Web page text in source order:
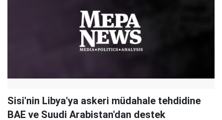
Sisi'nin Libya'ya askeri müdahale tehdidine
BAE ve Suudi Arabistan'dan destek